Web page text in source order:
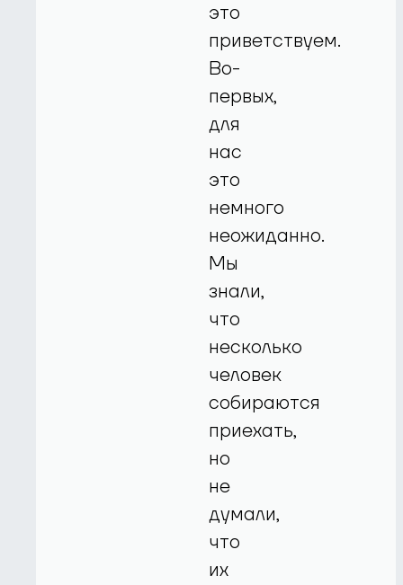
это
приветствуем.
Во-
первых,
для
нас
это
немного
неожиданно.
Мы
знали,
что
несколько
человек
собираются
приехать,
но
не
думали,
что
их